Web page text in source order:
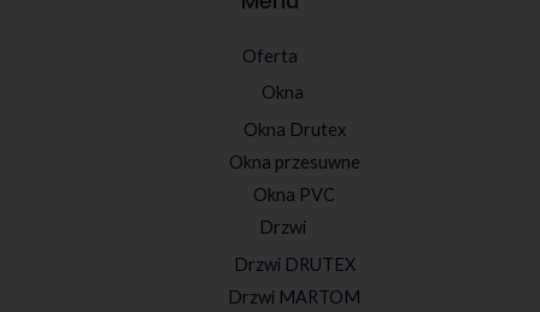
Oferta
Okna
Okna Drutex
Okna przesuwne
Okna PVC
Drzwi
Drzwi DRUTEX
Drzwi MARTOM